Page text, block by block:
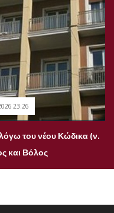
23:26
του νέου Κώδικα (ν.
και Βόλος